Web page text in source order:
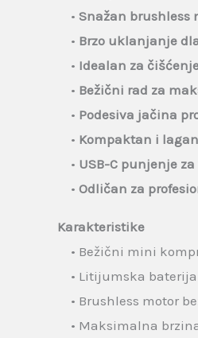
• Snažan brushless
• Brzo uklanjanje
• Idealan za
• Bežični rad za
• Podesiva jačina
• Kompaktan i
• USB-C punjenje
• Odličan za
Karakteristike
• Bežični mini
• Litijumska baterija
• Brushless motor
• Maksimalna